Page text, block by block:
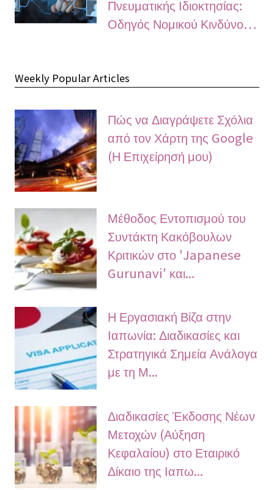
Πνευματικής Ιδιοκτησίας:
Οδηγός Νομικού Κινδύνο…
Weekly Popular Articles
Πώς να Διαγράψετε Σχόλια
από τον Χάρτη της Google
(Η Επιχείρησή μου)
Μέθοδος Εντοπισμού του
Συντάκτη Κακόβουλων
Κριτικών στο 'Japanese
Gurunavi' και...
Η Εργασιακή Βίζα στην
Ιαπωνία: Διαδικασίες και
Στρατηγικά Σημεία Ανάλογα
με τη Μ...
Διαδικασίες Έκδοσης Νέων
Μετοχών (Αύξηση
Κεφαλαίου) στο Εταιρικό
Δίκαιο της Ιαπω...